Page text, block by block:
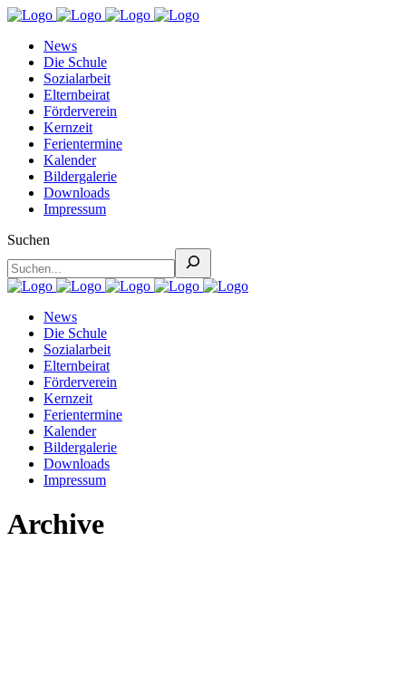
News
Die Schule
Sozialarbeit
Elternbeirat
Förderverein
Kernzeit
Ferientermine
Kalender
Bildergalerie
Downloads
Impressum
Suchen
News
Die Schule
Sozialarbeit
Elternbeirat
Förderverein
Kernzeit
Ferientermine
Kalender
Bildergalerie
Downloads
Impressum
Archive